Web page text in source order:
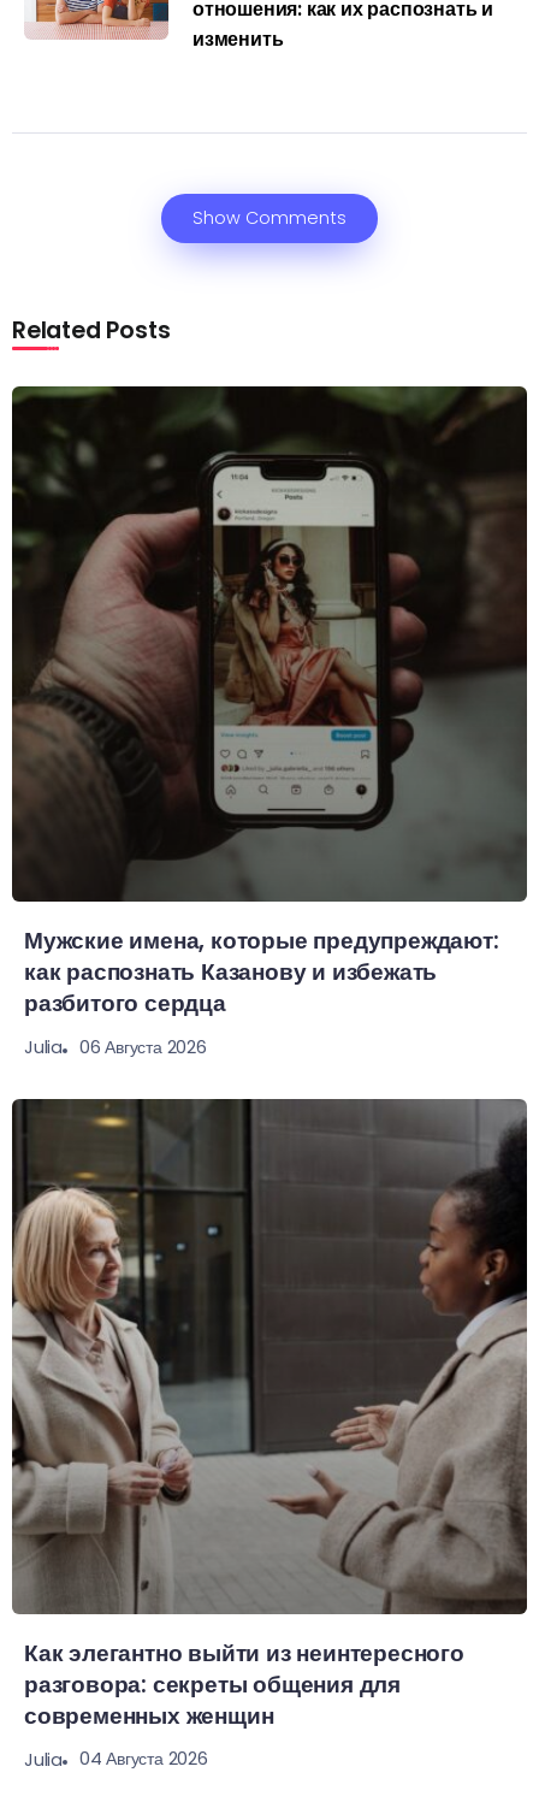
отношения: как их распознать и
изменить
Show Comments
Related Posts
Мужские имена, которые предупреждают:
как распознать Казанову и избежать
разбитого сердца
Julia 06 Августа 2026
Как элегантно выйти из неинтересного
разговора: секреты общения для
современных женщин
Julia 04 Августа 2026